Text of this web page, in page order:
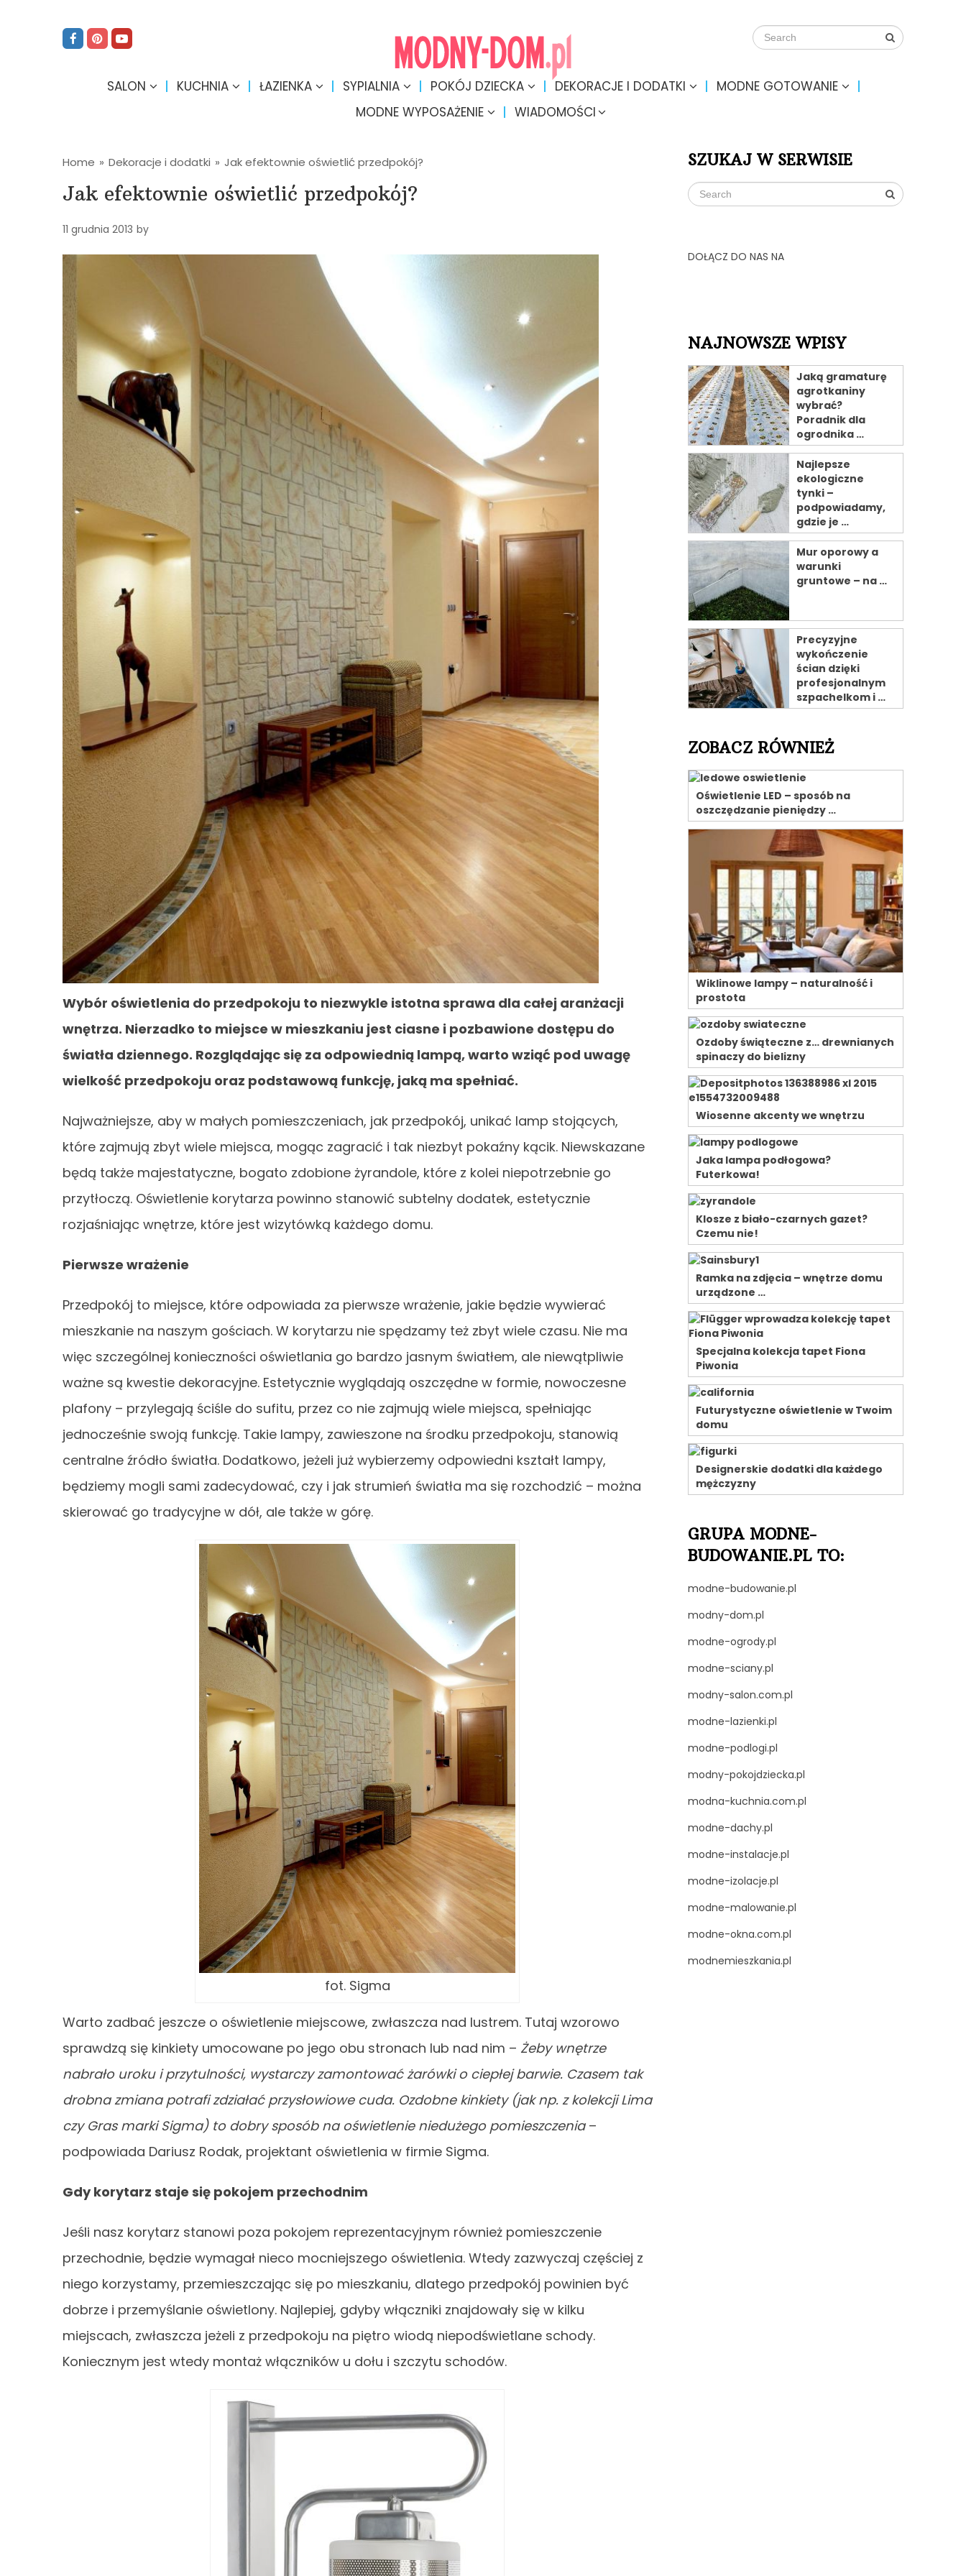
SALON KUCHNIA ŁAZIENKA SYPIALNIA POKÓJ DZIECKA DEKORACJE I DODATKI
MODNE GOTOWANIE
MODNE WYPOSAŻENIE
WIADOMOŚCI
Home » Dekoracje i dodatki » Jak efektownie oświetlić przedpokój?
Jak efektownie oświetlić przedpokój?
11 grudnia 2013 by
Wybór oświetlenia do przedpokoju to niezwykle istotna sprawa dla całej aranżacji
wnętrza. Nierzadko to miejsce w mieszkaniu jest ciasne i pozbawione dostępu do
światła dziennego. Rozglądając się za odpowiednią lampą, warto wziąć pod uwagę
wielkość przedpokoju oraz podstawową funkcję, jaką ma spełniać.
Najważniejsze, aby w małych pomieszczeniach, jak przedpokój, unikać lamp stojących,
które zajmują zbyt wiele miejsca, mogąc zagracić i tak niezbyt pokaźny kącik. Niewskazane
będą także majestatyczne, bogato zdobione żyrandole, które z kolei niepotrzebnie go
przytłoczą. Oświetlenie korytarza powinno stanowić subtelny dodatek, estetycznie
rozjaśniając wnętrze, które jest wizytówką każdego domu.
Pierwsze wrażenie
Przedpokój to miejsce, które odpowiada za pierwsze wrażenie, jakie będzie wywierać
mieszkanie na naszym gościach. W korytarzu nie spędzamy też zbyt wiele czasu. Nie ma
więc szczególnej konieczności oświetlania go bardzo jasnym światłem, ale niewątpliwie
ważne są kwestie dekoracyjne. Estetycznie wyglądają oszczędne w formie, nowoczesne
plafony – przylegają ściśle do sufitu, przez co nie zajmują wiele miejsca, spełniając
jednocześnie swoją funkcję. Takie lampy, zawieszone na środku przedpokoju, stanowią
centralne źródło światła. Dodatkowo, jeżeli już wybierzemy odpowiedni kształt lampy,
będziemy mogli sami zadecydować, czy i jak strumień światła ma się rozchodzić – można
skierować go tradycyjne w dół, ale także w górę.
fot. Sigma
Warto zadbać jeszcze o oświetlenie miejscowe, zwłaszcza nad lustrem. Tutaj wzorowo
sprawdzą się kinkiety umocowane po jego obu stronach lub nad nim – Żeby wnętrze
nabrało uroku i przytulności, wystarczy zamontować żarówki o ciepłej barwie. Czasem tak
drobna zmiana potrafi zdziałać przysłowiowe cuda. Ozdobne kinkiety (jak np. z kolekcji Lima
czy Gras marki Sigma) to dobry sposób na oświetlenie niedużego pomieszczenia–
podpowiada Dariusz Rodak, projektant oświetlenia w firmie Sigma.
Gdy korytarz staje się pokojem przechodnim
Jeśli nasz korytarz stanowi poza pokojem reprezentacyjnym również pomieszczenie
przechodnie, będzie wymagał nieco mocniejszego oświetlenia. Wtedy zazwyczaj częściej z
niego korzystamy, przemieszczając się po mieszkaniu, dlatego przedpokój powinien być
dobrze i przemyślanie oświetlony. Najlepiej, gdyby włączniki znajdowały się w kilku
miejscach, zwłaszcza jeżeli z przedpokoju na piętro wiodą niepodświetlane schody.
Koniecznym jest wtedy montaż włączników u dołu i szczytu schodów.
SZUKAJ W SERWISIE
DOŁĄCZ DO NAS NA
NAJNOWSZE WPISY
Jaką gramaturę
agrotkaniny
wybrać?
Poradnik dla
ogrodnika …
Najlepsze
ekologiczne
tynki –
podpowiadamy,
gdzie je …
Mur oporowy a
warunki
gruntowe – na …
Precyzyjne
wykończenie
ścian dzięki
profesjonalnym
szpachelkom i …
ZOBACZ RÓWNIEŻ
Oświetlenie LED – sposób na
oszczędzanie pieniędzy …
Wiklinowe lampy – naturalność i
prostota
Ozdoby świąteczne z… drewnianych
spinaczy do bielizny
Wiosenne akcenty we wnętrzu
Jaka lampa podłogowa?
Futerkowa!
Klosze z biało-czarnych gazet?
Czemu nie!
Ramka na zdjęcia – wnętrze domu
urządzone …
Specjalna kolekcja tapet Fiona
Piwonia
Futurystyczne oświetlenie w Twoim
domu
Designerskie dodatki dla każdego
mężczyzny
GRUPA MODNE-
BUDOWANIE.PL TO:
modne-budowanie.pl
modny-dom.pl
modne-ogrody.pl
modne-sciany.pl
modny-salon.com.pl
modne-lazienki.pl
modne-podlogi.pl
modny-pokojdziecka.pl
modna-kuchnia.com.pl
modne-dachy.pl
modne-instalacje.pl
modne-izolacje.pl
modne-malowanie.pl
modne-okna.com.pl
modnemieszkania.pl